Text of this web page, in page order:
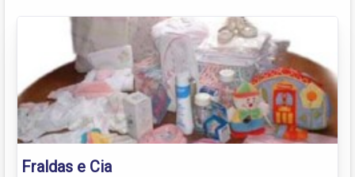
Fraldas e Cia